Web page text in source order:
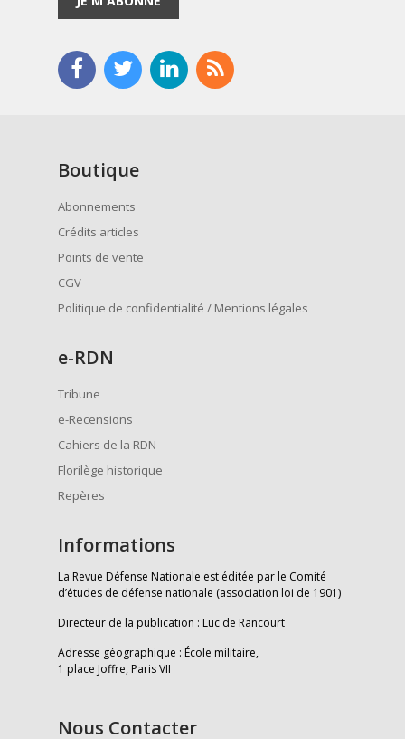
Boutique
Abonnements
Crédits articles
Points de vente
CGV
Politique de confidentialité / Mentions légales
e-RDN
Tribune
e-Recensions
Cahiers de la RDN
Florilège historique
Repères
Informations
La Revue Défense Nationale est éditée par le Comité
d’études de défense nationale (association loi de 1901)
Directeur de la publication : Luc de Rancourt
Adresse géographique : École militaire,
1 place Joffre, Paris VII
Nous Contacter